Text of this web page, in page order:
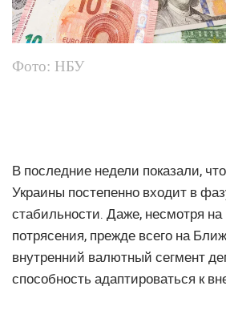
Фото: НБУ
В последние недели показали,
Украины постепенно входит в
стабильности. Даже, несмотря на
потрясения, прежде всего на
внутренний валютный сегмент
способность адаптироваться к